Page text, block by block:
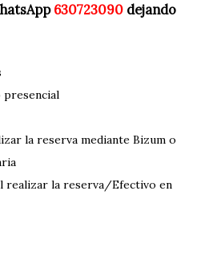
630723090 dejando
presencial
la reserva mediante Bizum o
realizar la reserva/Efectivo en